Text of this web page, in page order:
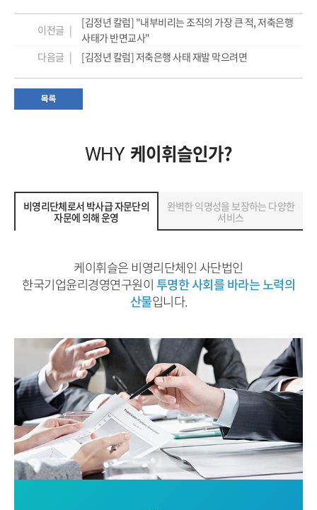
이전글 |
[김정년 칼럼] "내부비리는 조직의 가장 큰 적, 저축은행
사태가 반면교사"
다음글 |
[김정년 칼럼] 저축은행 사태 재발 막으려면
WHY 케이휘슬인가?
비영리단체로서 박사급 자문단의
자문에 의해 운영
완벽한 익명성을 보장하는 다양한
서비스
케이휘슬은 비영리단체인 사단법인
한국기업윤리경영연구원이투명한 사회를 바라는 노력의
산물입니다.